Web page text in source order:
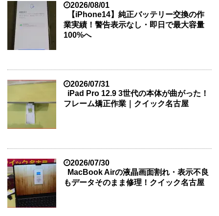
2026/08/01
【iPhone14】純正バッテリー交換の作
業実績！警告表示なし・即日で最大容量
100%へ
2026/07/31
iPad Pro 12.9 3世代の本体が曲がった！
フレーム矯正作業｜クイック名古屋
2026/07/30
MacBook Airの液晶画面割れ・表示不良
もデータそのまま修理！クイック名古屋